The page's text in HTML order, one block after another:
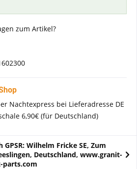
zum Artikel?
Nachtexpress bei Lieferadresse DE
6,90€ (für Deutschland)
Wilhelm Fricke SE, Zum
Deutschland, www.granit-
parts.com